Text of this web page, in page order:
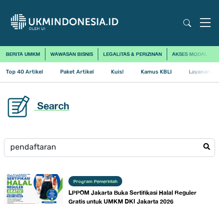
BERITA UMKM WAWASAN BISNIS LEGALITAS & PERIZINAN AKSES MODAL
Top 40 Artikel Paket Artikel Kuis! Kamus KBLI Layanan
Search
Program Pemerintah
LPPOM Jakarta Buka Sertifikasi Halal Reguler
Gratis untuk UMKM DKI Jakarta 2026